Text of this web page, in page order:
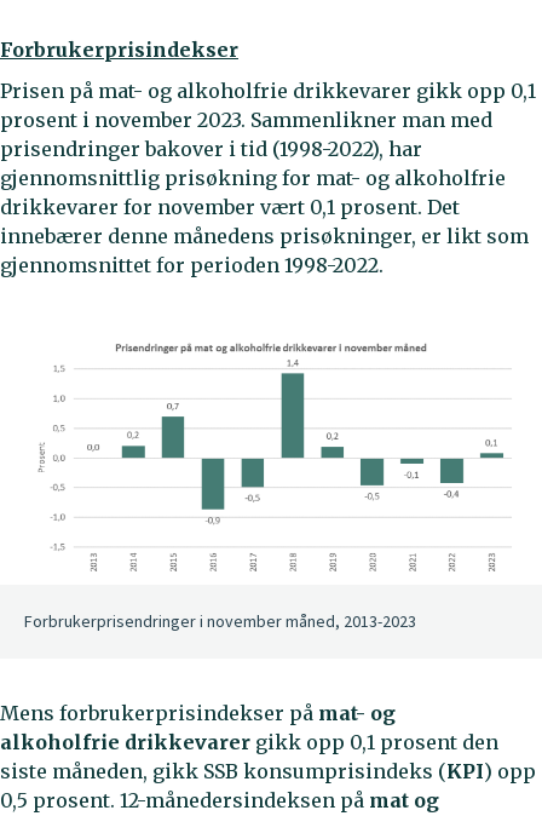
Forbrukerprisindekser
Prisen på mat- og alkoholfrie drikkevarer gikk opp 0,1
prosent i november 2023. Sammenlikner man med
prisendringer bakover i tid (1998-2022), har
gjennomsnittlig prisøkning for mat- og alkoholfrie
drikkevarer for november vært 0,1 prosent. Det
innebærer denne månedens prisøkninger, er likt som
gjennomsnittet for perioden 1998-2022.
Forbrukerprisendringer i november måned, 2013-2023
Mens forbrukerprisindekser på mat- og
alkoholfrie drikkevarer gikk opp 0,1 prosent den
siste måneden, gikk SSB konsumprisindeks (KPI) opp
0,5 prosent. 12-månedersindeksen på mat og